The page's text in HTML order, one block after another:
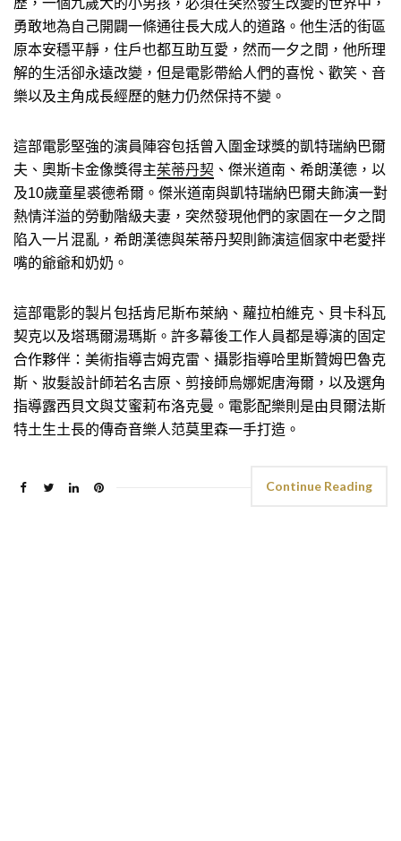
歷，一個九歲大的小男孩，必須在突然發生改變的世界中，
勇敢地為自己開闢一條通往長大成人的道路。他生活的街區
原本安穩平靜，住戶也都互助互愛，然而一夕之間，他所理
解的生活卻永遠改變，但是電影帶給人們的喜悅、歡笑、音
樂以及主角成長經歷的魅力仍然保持不變。
這部電影堅強的演員陣容包括曾入圍金球獎的凱特瑞納巴爾
夫、奧斯卡金像獎得主茱蒂丹契 、傑米道南、希朗漢德，以
及10歲童星裘德希爾。傑米道南與凱特瑞納巴爾夫飾演一對
熱情洋溢的勞動階級夫妻，突然發現他們的家園在一夕之間
陷入一片混亂，希朗漢德與茱蒂丹契則飾演這個家中老愛拌
嘴的爺爺和奶奶。
這部電影的製片包括肯尼斯布萊納、蘿拉柏維克、貝卡科瓦
契克以及塔瑪爾湯瑪斯。許多幕後工作人員都是導演的固定
合作夥伴：美術指導吉姆克雷、攝影指導哈里斯贊姆巴魯克
斯、妝髮設計師若名吉原、剪接師烏娜妮唐海爾，以及選角
指導露西貝文與艾蜜莉布洛克曼。電影配樂則是由貝爾法斯
特土生土長的傳奇音樂人范莫里森一手打造。
Continue Reading